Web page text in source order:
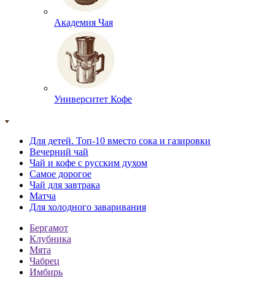
Академия Чая
Университет Кофе
Для детей. Топ-10 вместо сока и газировки
Вечерний чай
Чай и кофе с русским духом
Самое дорогое
Чай для завтрака
Матча
Для холодного заваривания
Бергамот
Клубника
Мята
Чабрец
Имбирь